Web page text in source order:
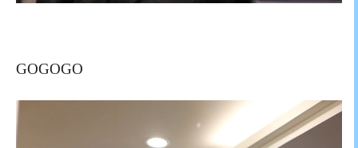
GOGOGO